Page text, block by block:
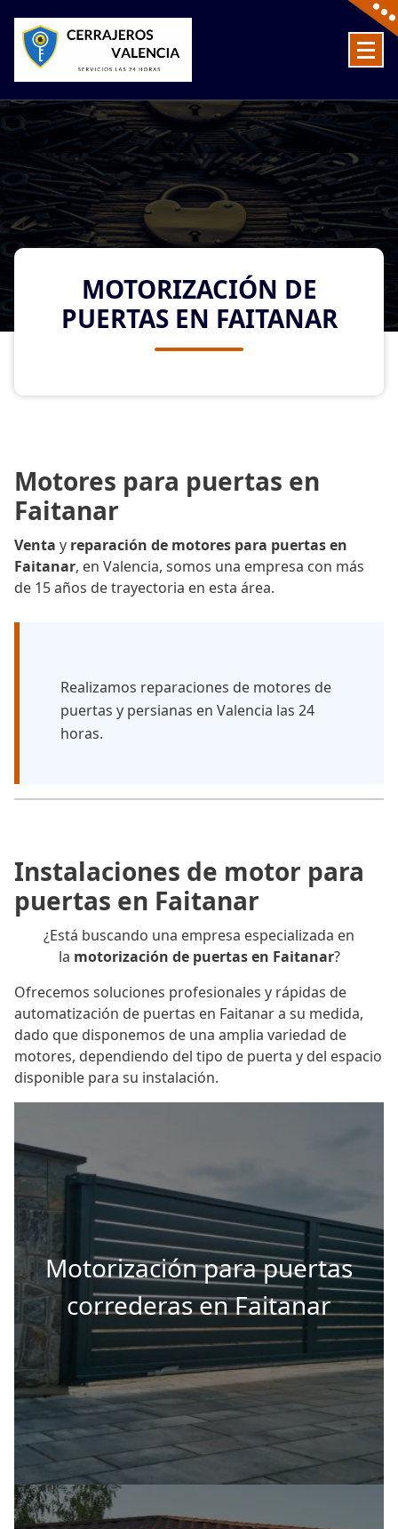
content
MOTORIZACIÓN DE
PUERTAS EN FAITANAR
Motores para puertas en
Faitanar
Venta y reparación de motores para puertas en
Faitanar, en Valencia, somos una empresa con más
de 15 años de trayectoria en esta área.
Realizamos reparaciones de motores de
puertas y persianas en Valencia las 24
horas.
Instalaciones de motor para
puertas en Faitanar
¿Está buscando una empresa especializada en
la motorización de puertas en Faitanar?
Ofrecemos soluciones profesionales y rápidas de
automatización de puertas en Faitanar a su medida,
dado que disponemos de una amplia variedad de
motores, dependiendo del tipo de puerta y del espacio
disponible para su instalación.
Motorización para puertas
correderas en Faitanar